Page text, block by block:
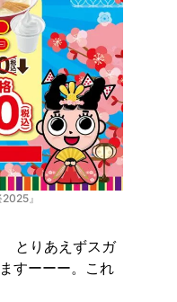
』
とりあえずスガ
すーーー。これ